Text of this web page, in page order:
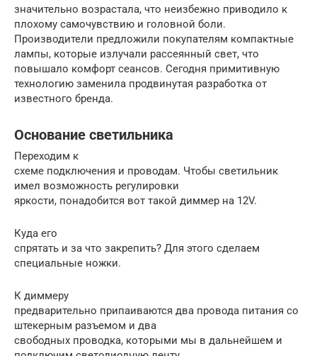
значительно возрастала, что неизбежно приводило к
плохому самочувствию и головной боли.
Производители предложили покупателям компактные
лампы, которые излучали рассеянный свет, что
повышало комфорт сеансов. Сегодня примитивную
технологию заменила продвинутая разработка от
известного бренда.
Основание светильника
Переходим к
схеме подключения и проводам. Чтобы светильник
имел возможность регулировки
яркости, понадобится вот такой диммер на 12V.
Куда его
спрятать и за что закрепить? Для этого сделаем
специальные ножки.
К диммеру
предварительно припаиваются два провода питания со
штекерным разъемом и два
свободных проводка, которыми мы в дальнейшем и